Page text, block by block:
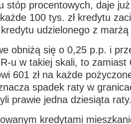
stóp procentowych, daje
100 tys. zł kredytu
udzielonego z marżą
obniżą się o 0,25 p.p. i
u w takiej skali, to zamiast
601 zł na każde
spadek raty w
prawie jedna dziesiąta raty.
kredytami